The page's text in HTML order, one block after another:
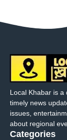
Local Khabar is a
timely news
issues,
about regional
Categories